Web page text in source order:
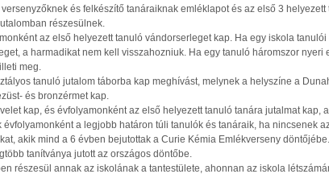
és felkészítő tanáraiknak emléklapot és az első 3
részesülnek.
az első helyezett tanuló vándorserleget kap. Ha egy iskola
a harmadikat nem kell visszahozniuk. Ha egy tanuló háromszor nyeri
meg.
tanuló jutalom táborba kap meghívást, melynek a helyszíne a
és bronzérmet kap.
kap, és évfolyamonként az első helyezett tanuló tanára jutalmat kap,
a legjobb határon túli tanulók és tanáraik, ha nincsenek
akik mind a 6 évben bejutottak a Curie Kémia Emlékverseny
tanítványa jutott az országos döntőbe.
részesül annak az iskolának a tantestülete, ahonnan az iskola